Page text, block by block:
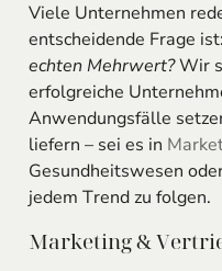
Viele Unternehmen
entscheidende Frage ist:
echten Mehrwert?Wir
erfolgreiche
Anwendungsfälle
liefern – sei es in
Gesundheitswesen
jedem Trend zu folgen.
Marketing &